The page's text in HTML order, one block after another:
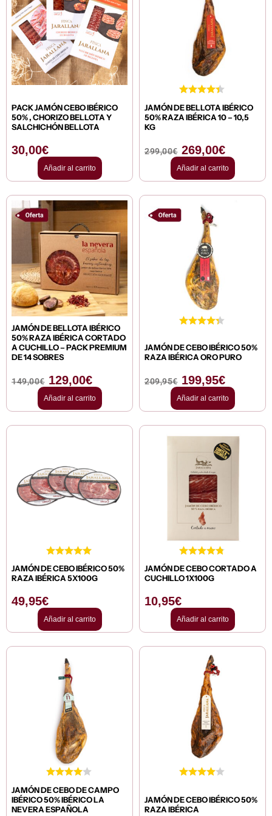
PACK JAMÓN CEBO IBÉRICO
50% , CHORIZO BELLOTA Y
SALCHICHÓN BELLOTA
30,00€
Añadir al carrito
JAMÓN DE BELLOTA IBÉRICO
50% RAZA IBÉRICA 10 – 10,5
KG
299,00€
original
era:
299,00€.
269,00€
269,00€.
Añadir al carrito
JAMÓN DE BELLOTA IBÉRICO
50% RAZA IBÉRICA CORTADO
A CUCHILLO – PACK PREMIUM
DE 14 SOBRES
149,00€
El
precio
original
era:
149,00€.
129,00€
El
actual
es:
129,00€.
Añadir al carrito
JAMÓN DE CEBO IBÉRICO 50%
RAZA IBÉRICA ORO PURO
209,95€
precio
original
era:
209,95€.
199,95€
Añadir al carrito
JAMÓN DE CEBO IBÉRICO 50%
RAZA IBÉRICA 5X100G
49,95€
Añadir al carrito
JAMÓN DE CEBO CORTADO A
CUCHILLO 1X100G
10,95€
Añadir al carrito
JAMÓN DE CEBO DE CAMPO
IBÉRICO 50% IBÉRICO LA
NEVERA ESPAÑOLA
JAMÓN DE CEBO IBÉRICO 50%
RAZA IBÉRICA